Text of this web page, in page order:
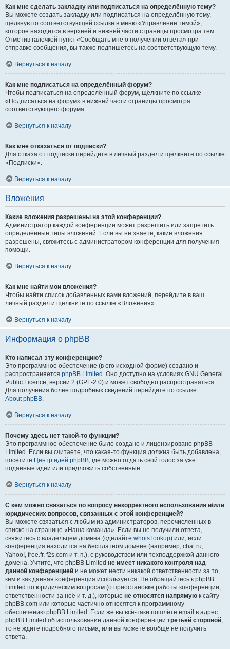
Как мне сделать закладку или подписаться на определённую тему?
Вы можете создать закладку или подписаться на определённую тему,
щёлкнув по соответствующей ссылке в меню «Управление темой»,
которое находится в верхней и нижней части страницы просмотра тем.
Отметив галочкой пункт «Сообщать мне о получении ответа» при
отправке сообщения, вы также подпишетесь на соответствующую тему.
Вернуться к началу
Как мне подписаться на определённый форум?
Чтобы подписаться на определённый форум, щёлкните по ссылке
«Подписаться на форум» в нижней части страницы просмотра
соответствующего форума.
Вернуться к началу
Как мне отказаться от подписки?
Для отказа от подписки перейдите в личный раздел и щёлкните по ссылке
«Подписки».
Вернуться к началу
Вложения
Какие вложения разрешены на этой конференции?
Администратор каждой конференции может разрешить или запретить
определённые типы вложений. Если вы не знаете, какие вложения
разрешены, свяжитесь с администратором конференции для получения
помощи.
Вернуться к началу
Как мне найти мои вложения?
Чтобы найти список добавленных вами вложений, перейдите в ваш
личный раздел и щёлкните по ссылке «Вложения».
Вернуться к началу
Информация о phpBB
Кто написал эту конференцию?
Это программное обеспечение (в его исходной форме) создано и
распространяется phpBB Limited . Оно доступно на условиях GNU General
Public Licence, версии 2 (GPL-2.0) и может свободно распространяться.
Для получения более подробных сведений перейдите по ссылке
About phpBB.
Вернуться к началу
Почему здесь нет такой-то функции?
Это программное обеспечение было создано и лицензировано phpBB
Limited. Если вы считаете, что какая-то функция должна быть добавлена,
посетите Центр идей phpBB, где можно отдать свой голос за уже
поданные идеи или предложить собственные.
Вернуться к началу
С кем можно связаться по вопросу некорректного использования и/или
юридических вопросов, связанных с этой конференцией?
Вы можете связаться с любым из администраторов, перечисленных в
списке на странице «Наша команда». Если вы не получили ответа,
свяжитесь с владельцем домена (сделайте whois lookup) или, если
конференция находится на бесплатном домене (например, chat.ru,
Yahoo!, free.fr, f2s.com и т. п.), с руководством или техподдержкой данного
домена. Учтите, что phpBB Limited не имеет никакого контроля над
данной конференцией и не может нести никакой ответственности за то,
кем и как данная конференция используется. Не обращайтесь к phpBB
Limited по юридическим вопросам (о приостановке работы конференции,
ответственности за неё и т. д.), которые не относятся напрямую к сайту
phpBB.com или которые частично относятся к программному
обеспечению phpBB Limited. Если же вы всё-таки пошлёте email в адрес
phpBB Limited об использовании данной конференции третьей стороной,
то не ждите подробного письма, или вы можете вообще не получить
ответа.